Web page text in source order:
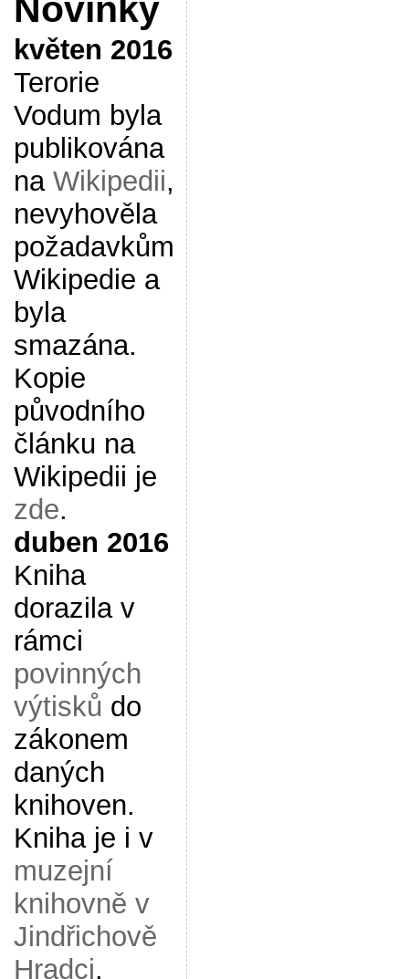
Novinky
květen 2016
Terorie
Vodum byla
publikována
na Wikipedii,
nevyhověla
požadavkům
Wikipedie a
byla
smazána.
Kopie
původního
článku na
Wikipedii je
zde.
duben 2016
Kniha
dorazila v
rámci
povinných
výtisků do
zákonem
daných
knihoven.
Kniha je i v
muzejní
knihovně v
Jindřichově
Hradci.